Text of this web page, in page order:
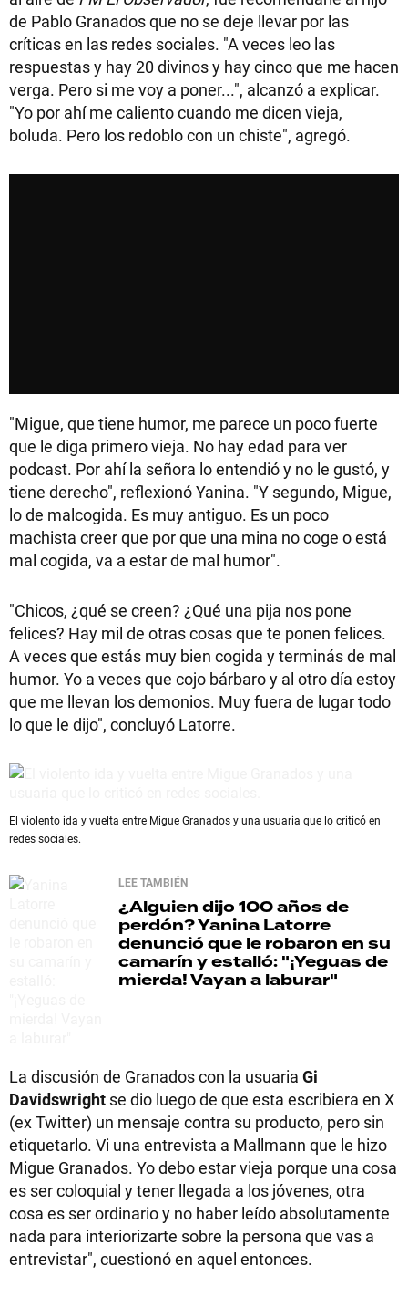
de Pablo Granados que no se deje llevar por las
críticas en las redes sociales. "A veces leo las
respuestas y hay 20 divinos y hay cinco que me hacen
verga. Pero si me voy a poner...", alcanzó a explicar.
"Yo por ahí me caliento cuando me dicen vieja,
boluda. Pero los redoblo con un chiste", agregó.
"Migue, que tiene humor, me parece un poco fuerte
que le diga primero vieja. No hay edad para ver
podcast. Por ahí la señora lo entendió y no le gustó, y
tiene derecho", reflexionó Yanina. "Y segundo, Migue,
lo de malcogida. Es muy antiguo. Es un poco
machista creer que por que una mina no coge o está
mal cogida, va a estar de mal humor".
"Chicos, ¿qué se creen? ¿Qué una pija nos pone
felices? Hay mil de otras cosas que te ponen felices.
A veces que estás muy bien cogida y terminás de mal
humor. Yo a veces que cojo bárbaro y al otro día estoy
que me llevan los demonios. Muy fuera de lugar todo
lo que le dijo", concluyó Latorre.
El violento ida y vuelta entre Migue Granados y una usuaria que lo criticó en
redes sociales.
LEE TAMBIÉN
¿Alguien dijo 100 años de
perdón?Yanina Latorre
denunció que le robaron en su
camarín y estalló: "¡Yeguas de
mierda! Vayan a laburar"
La discusión de Granados con la usuaria Gi
Davidswright se dio luego de que esta escribiera en X
(ex Twitter) un mensaje contra su producto, pero sin
etiquetarlo. Vi una entrevista a Mallmann que le hizo
Migue Granados. Yo debo estar vieja porque una cosa
es ser coloquial y tener llegada a los jóvenes, otra
cosa es ser ordinario y no haber leído absolutamente
nada para interiorizarte sobre la persona que vas a
entrevistar", cuestionó en aquel entonces.